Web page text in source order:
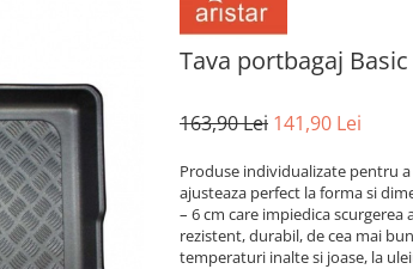
Tava portbagaj
163,90 Lei 141,90 Lei
Produse individualizate pentru
ajusteaza perfect la forma si
– 6 cm care impiedica
rezistent, durabil, de cea mai
temperaturi inalte si joase, la